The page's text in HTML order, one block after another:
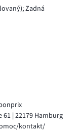
Zadná
| 22179 Hamburg
kontakt/